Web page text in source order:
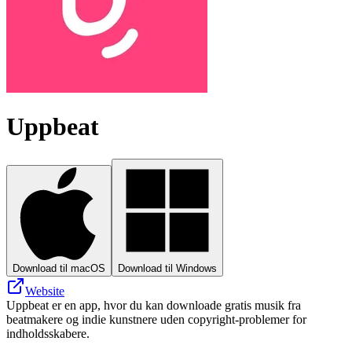
Uppbeat
Download til macOS Download til Windows
Website
Uppbeat er en app, hvor du kan downloade gratis musik fra
beatmakere og indie kunstnere uden copyright-problemer for
indholdsskabere.